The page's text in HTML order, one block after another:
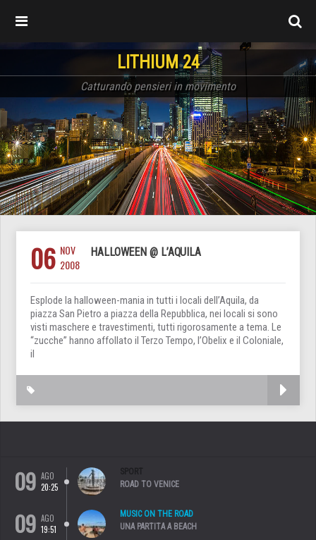
LITHIUM 24
Catturando pensieri in movimento
06 NOV
2008
HALLOWEEN @ L’AQUILA
Esplode la halloween-mania in tutti i locali dell’Aquila, da
piazza San Pietro a piazza della Repubblica, nei locali si sono
visti maschere e travestimenti, tutti rigorosamente a tema. Le
“zucche” hanno affollato il Terzo Tempo, l’Obelix e il Coloniale,
il
09 AGO
20:25
SPORT
ROAD TO VENICE
09 AGO
19:51
MUSIC ON THE ROAD
UNA PARTITA A BEACH